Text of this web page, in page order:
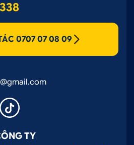
0707 07 08 09
TY